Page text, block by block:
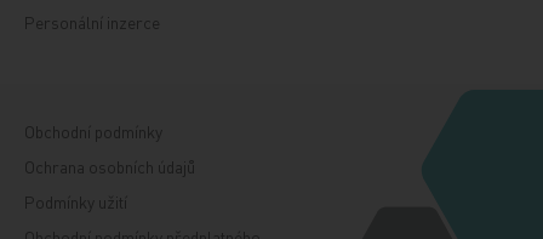
Personální inzerce
Obchodní podmínky
Ochrana osobních údajů
Podmínky užití